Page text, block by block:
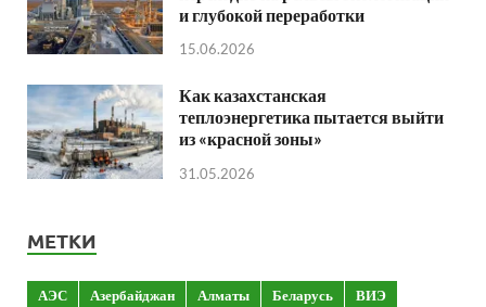
и глубокой переработки
15.06.2026
Как казахстанская
теплоэнергетика пытается выйти
из «красной зоны»
31.05.2026
МЕТКИ
АЭС Азербайджан Алматы Беларусь
ВИЭ